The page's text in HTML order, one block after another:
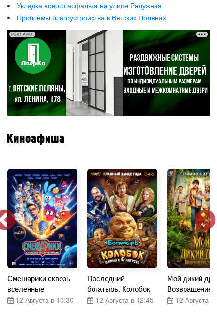
Укладка нового асфальта на улице Радужная
Проблемы благоустройства в Вятских Полянах
РЕКЛАМА
Киноафиша
Смешарики сквозь
вселенные
12 Августа в 10:30
Последний
богатырь. Колобок
12 Августа в 12:45
Мой дикий
Возвращение
12 Августа